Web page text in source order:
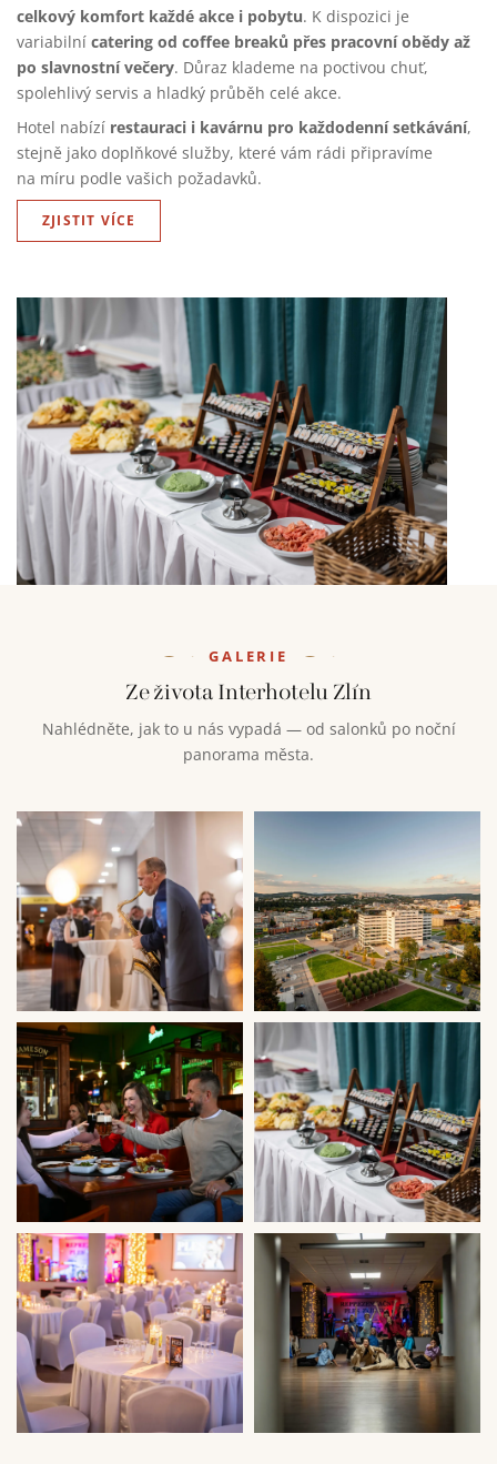
celkový komfort každé akce i pobytu. K dispozici je
variabilní catering od coffee breaků přes pracovní obědy až
po slavnostní večery. Důraz klademe na poctivou chuť,
spolehlivý servis a hladký průběh celé akce.
Hotel nabízí restauraci i kavárnu pro každodenní setkávání,
stejně jako doplňkové služby, které vám rádi připravíme
na míru podle vašich požadavků.
ZJISTIT VÍCE
GALERIE
Ze života Interhotelu Zlín
Nahlédněte, jak to u nás vypadá — od salonků po noční
panorama města.